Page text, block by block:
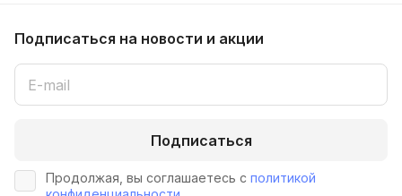
Подписаться на новости и акции
Подписаться
Продолжая, вы соглашаетесь с политикой